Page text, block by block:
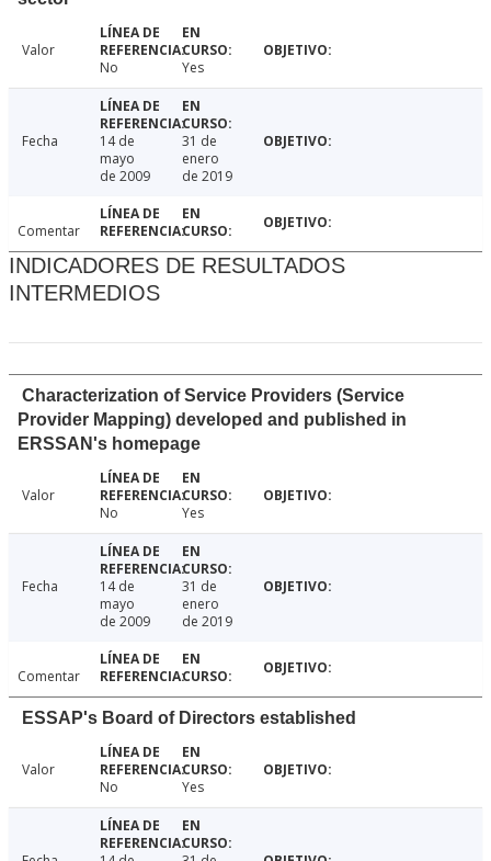
Valor
No
Yes
Fecha
14 de
mayo
de 2009
31 de
enero
de 2019
Comentar
INDICADORES DE RESULTADOS
INTERMEDIOS
Characterization of Service Providers (Service
Provider Mapping) developed and published in
ERSSAN's homepage
Valor
No
Yes
Fecha
14 de
mayo
de 2009
31 de
enero
de 2019
Comentar
ESSAP's Board of Directors established
Valor
No
Yes